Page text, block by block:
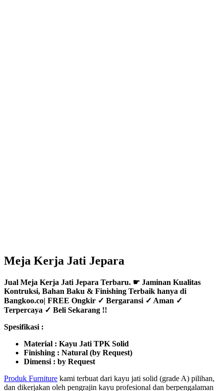
Meja Kerja Jati Jepara
Jual Meja Kerja Jati Jepara Terbaru. ☛ Jaminan Kualitas
Kontruksi, Bahan Baku & Finishing Terbaik hanya di
Bangkoo.co| FREE Ongkir ✓ Bergaransi ✓ Aman ✓
Terpercaya ✓ Beli Sekarang !!
Spesifikasi :
Material : Kayu Jati TPK Solid
Finishing : Natural (by Request)
Dimensi : by Request
Produk Furniture kami terbuat dari kayu jati solid (grade A) pilihan,
dan dikerjakan oleh pengrajin kayu profesional dan berpengalaman